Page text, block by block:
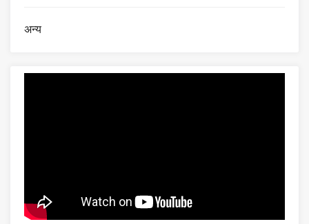
अन्य